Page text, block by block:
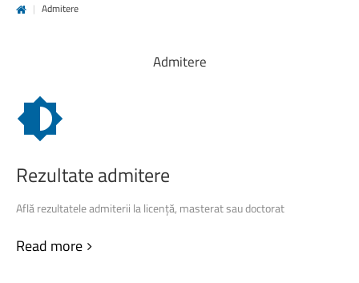
| Admitere
Admitere
Rezultateadmitere
Află rezultatele admiterii la licență, masterat sau doctorat
Read more